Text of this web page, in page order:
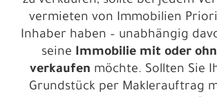
vermieten von Immobilien
Inhaber haben – unabhängig
seine Immobilie mit oder
verkaufen möchte. Sollten Sie
Grundstück per Maklerauftrag